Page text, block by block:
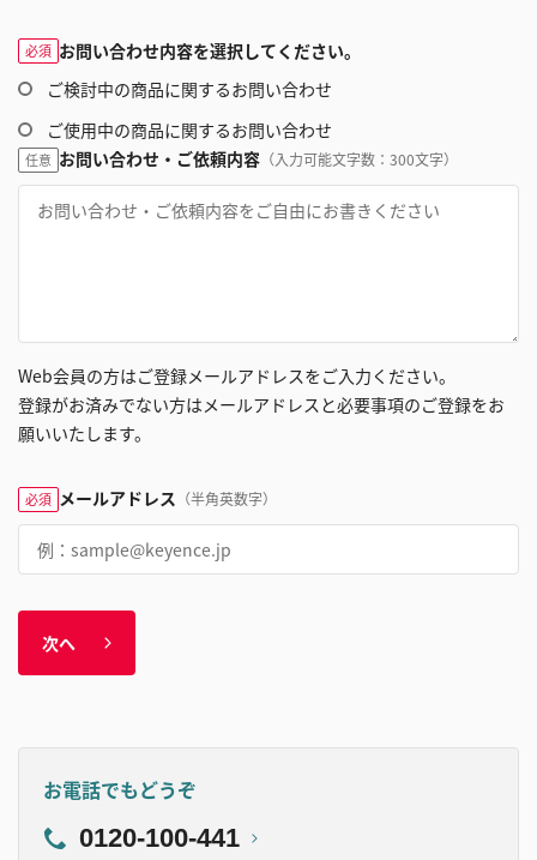
必須 お問い合わせ内容を選択してください。
ご検討中の商品に関するお問い合わせ
ご使用中の商品に関するお問い合わせ
任意 お問い合わせ・ご依頼内容 （入力可能文字数：300文字）
Web会員の方はご登録メールアドレスをご入力ください。
登録がお済みでない方はメールアドレスと必要事項のご登録をお
願いいたします。
必須 メールアドレス （半角英数字）
次へ
お電話でもどうぞ
0120-100-441